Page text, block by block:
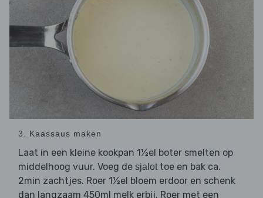
3. Kaassaus maken
Laat in een kleine kookpan 1½el boter smelten op
middelhoog vuur. Voeg de sjalottoe en bak ca.
2min zachtjes. Roer 1½el bloem erdoor en schenk
dan langzaam 450ml melk erbij. Roer met een